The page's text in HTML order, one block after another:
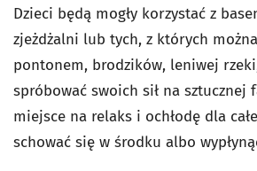
Dzieci będą mogły korzystać z
zjeżdżalni lub tych, z których
pontonem, brodzików, leniwej
spróbować swoich sił na sztucznej
miejsce na relaks i ochłodę dla
schować się w środku albo